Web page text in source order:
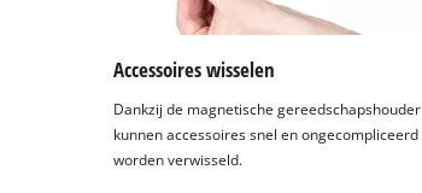
Accessoires wisselen
Dankzij de magnetische gereedschapshouder
kunnen accessoires snel en ongecompliceerd
worden verwisseld.